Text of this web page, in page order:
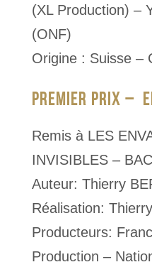
(XL Production) –
(ONF)
Origine : Suisse –
PREMIER PRIX –
Remis à LES
INVISIBLES –
Auteur: Thierry
Réalisation:
Producteurs:
Production –